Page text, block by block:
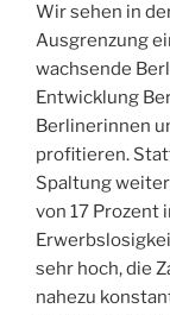
Wir sehen in
Ausgrenzung
wachsende
Entwicklung
Berlinerinnen
profitieren.
Spaltung
von 17 Prozent
sehr hoch, die
nahezu